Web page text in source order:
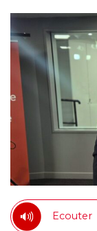
Ecouter